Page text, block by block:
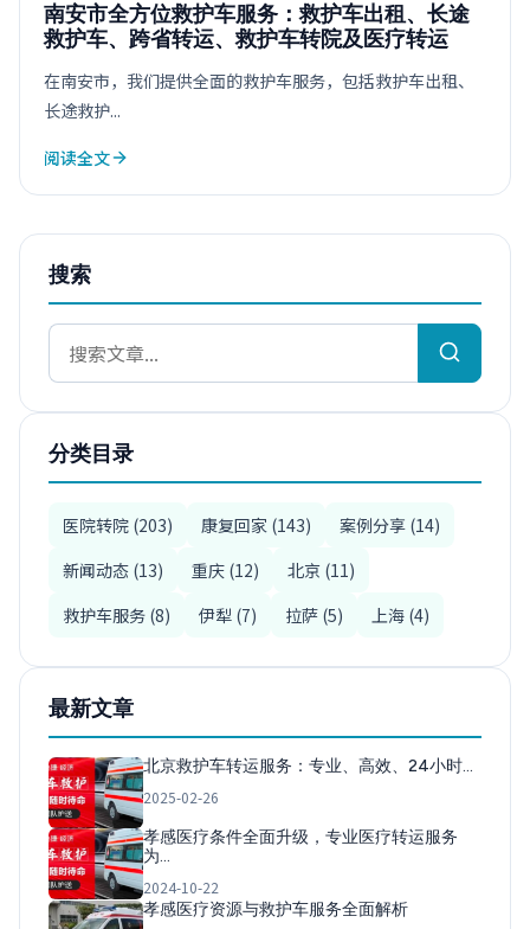
南安市全方位救护车服务：救护车出租、长途
救护车、跨省转运、救护车转院及医疗转运
在南安市，我们提供全面的救护车服务，包括救护车出租、
长途救护...
阅读全文
搜索
分类目录
医院转院 (203) 康复回家 (143)
案例分享 (14)
新闻动态 (13)
重庆 (12)
北京 (11)
救护车服务 (8)
伊犁 (7) 拉萨 (5) 上海 (4)
最新文章
北京救护车转运服务：专业、高效、24小时…
2025-02-26
孝感医疗条件全面升级，专业医疗转运服务
为…
2024-10-22
孝感医疗资源与救护车服务全面解析